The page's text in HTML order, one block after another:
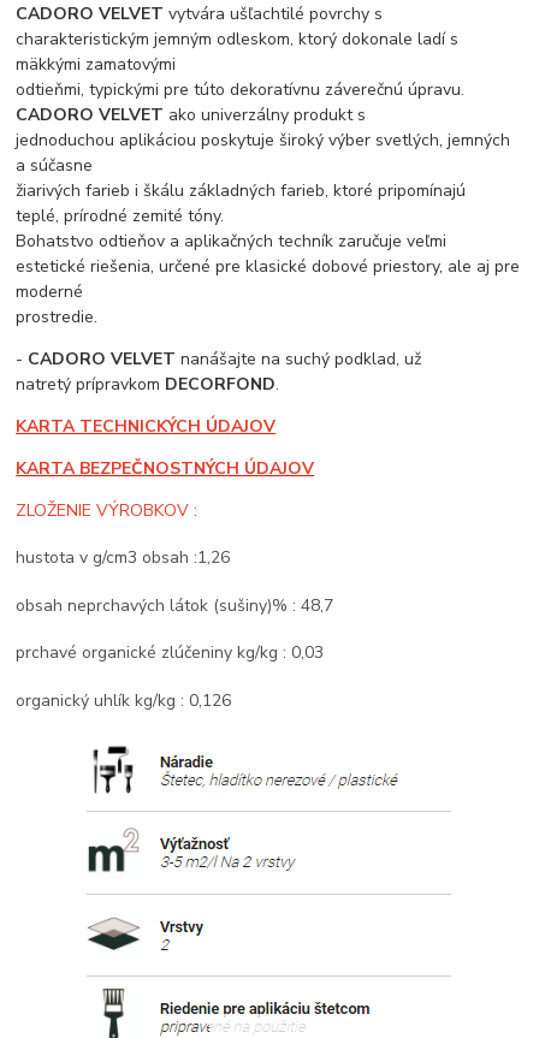
CADORO VELVET vytvára ušľachtilé povrchy s
charakteristickým jemným odleskom, ktorý dokonale ladí s
mäkkými zamatovými
odtieňmi, typickými pre túto dekoratívnu záverečnú úpravu.
CADORO VELVET ako univerzálny produkt s
jednoduchou aplikáciou poskytuje široký výber svetlých, jemných
a súčasne
žiarivých farieb i škálu základných farieb, ktoré pripomínajú
teplé, prírodné zemité tóny.
Bohatstvo odtieňov a aplikačných techník zaručuje veľmi
estetické riešenia, určené pre klasické dobové priestory, ale aj pre
moderné
prostredie.
- CADORO VELVET nanášajte na suchý podklad, už
natretý prípravkom DECORFOND.
KARTA TECHNICKÝCH ÚDAJOV
KARTA BEZPEČNOSTNÝCH ÚDAJOV
ZLOŽENIE VÝROBKOV :
hustota v g/cm3 obsah :1,26
obsah neprchavých látok (sušiny)% : 48,7
prchavé organické zlúčeniny kg/kg : 0,03
organický uhlík kg/kg : 0,126